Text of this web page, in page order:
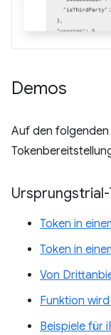
Demos
Auf den folgenden
Token in
Token in
Von
Funktion
Beispiele für